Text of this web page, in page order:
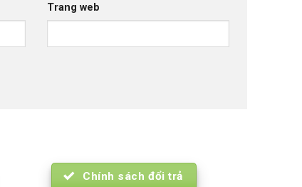
Trang web
Chính sách đổi trả